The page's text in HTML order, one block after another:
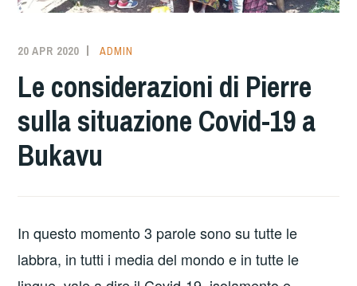
20 APR 2020 ADMIN
Le considerazioni di Pierre
sulla situazione Covid-19 a
Bukavu
In questo momento 3 parole sono su tutte le
labbra, in tutti i media del mondo e in tutte le